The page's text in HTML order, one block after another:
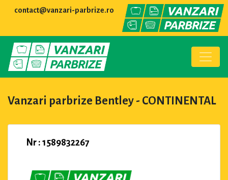
contact@vanzari-parbrize.ro
Vanzari parbrize Bentley - CONTINENTAL
Nr : 1589832267